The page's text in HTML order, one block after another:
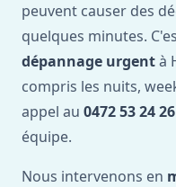
peuvent causer des
quelques minutes.
dépannage urgentà
compris les nuits,
appel au 0472 53 24 26
équipe.
Nous intervenons en